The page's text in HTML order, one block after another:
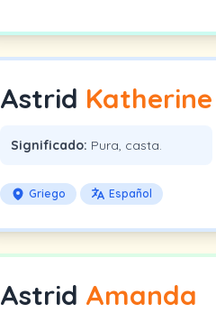
Astrid Katherine
Significado: Pura, casta.
Griego Español
Astrid Amanda